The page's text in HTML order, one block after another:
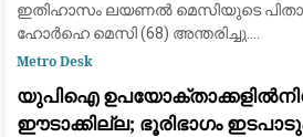
ഇതിഹാസം ലയണൽ മെസിയുടെ
ഹോർഹെ മെസി (68) അന്തരിച്ചു.
അർജന്‍റീനയിലെ റെസാരിയോയിലെ
വെള്ളിയാഴ്ച രാത്രി പത്തിനായിരുന്നു
ഏറെക്കാ
Metro Desk
യുപിഐ
ഈടാക്കില്ല; ഭൂരിഭാഗം